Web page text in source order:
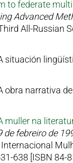
to federate
Advanced
All-Russian
situación
obra narrativa
muller na
febreiro de
638 [ISBN 84-